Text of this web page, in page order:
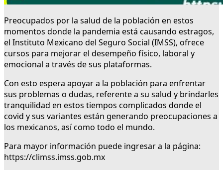
Preocupados por la salud de la población en estos
momentos donde la pandemia está causando estragos,
el Instituto Mexicano del Seguro Social (IMSS), ofrece
cursos para mejorar el desempeño físico, laboral y
emocional a través de sus plataformas.
Con esto espera apoyar a la población para enfrentar
sus problemas o dudas, referente a su salud y brindarles
tranquilidad en estos tiempos complicados donde el
covid y sus variantes están generando preocupaciones a
los mexicanos, así como todo el mundo.
Para mayor información puede ingresar a la página:
https://climss.imss.gob.mx